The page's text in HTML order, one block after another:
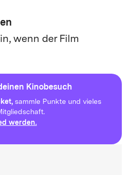
wenn der Film
Kinobesuch
sammle Punkte und vieles
werden.